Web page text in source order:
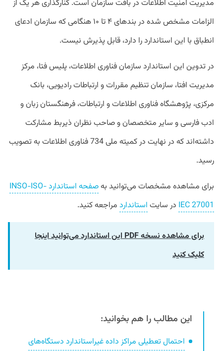
مدیریت امنیت اطلاعات در بافت سازمان است. کنارگذاری هر یک از
الزامات مشخص شده در بندهای ۴ تا ۱۰ هنگامی که سازمان ادعای
انطباق با این استاندارد را دارد، قابل پذیرش نیست.
در تدوین این استاندارد سازمان فناوری اطلاعات، پلیس فتا، مرکز
مدیریت افتا، سازمان تنظیم مقررات و ارتباطات رادیویی، بانک
مرکزی، پژوهشگاه فناوری اطلاعات و ارتباطات، فرهنگستان زبان و
ادب فارسی و سایر متخصصان و صاحب نظران ذیربط مشارکت
داشته‌اند که در نهایت در کمیته ملی 734 فناوری اطلاعات به تصویب
رسید.
برای مشاهده مشخصات می‌توانید به
صفحه استاندارد INSO-ISO-
IEC 27001 در سایت استاندارد مراجعه کنید.
برای مشاهده نسخه PDF این استاندارد می‌توانید اینجا
کلیک کنید
این مطالب را هم بخوانید:
احتمال تعطیلی مراکز داده غیراستاندارد دستگاه‌های